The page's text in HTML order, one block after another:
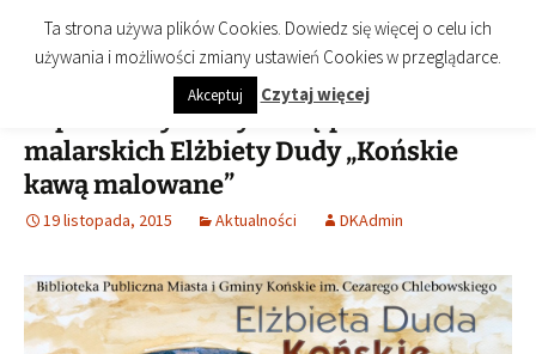
treści
Biblioteka Publiczna Miasta i
Gminy Końskie
imienia Cezarego Chlebowskiego
Menu
Zapraszamy na wystawę prac
malarskich Elżbiety Dudy „Końskie
kawą malowane”
19 listopada, 2015 Aktualności DKAdmin
Ta strona używa plików Cookies. Dowiedz się więcej o celu ich
używania i możliwości zmiany ustawień Cookies w przeglądarce.
Akceptuj Czytaj więcej